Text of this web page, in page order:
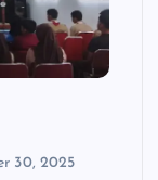
30, 2025